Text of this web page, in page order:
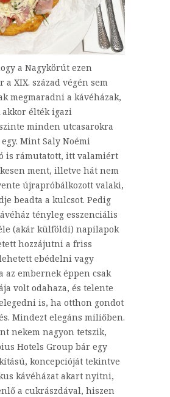
a Nagykörút ezen
a XIX. század végén sem
megmaradni a kávéházak,
akkor élték igazi
minden utcasarokra
Mint Saly Noémi
is rámutatott, itt valamiért
ment, illetve hát nem
újrapróbálkozott valaki,
beadta a kulcsot. Pedig
tényleg esszenciális
(akár külföldi) napilapok
hozzájutni a friss
ebédelni vagy
az embernek éppen csak
volt odahaza, és telente
is, ha otthon gondot
Mindezt elegáns miliőben.
nekem nagyon tetszik,
Hotels Group bár egy
koncepcióját tekintve
kávéházat akart nyitni,
a cukrászdával, hiszen